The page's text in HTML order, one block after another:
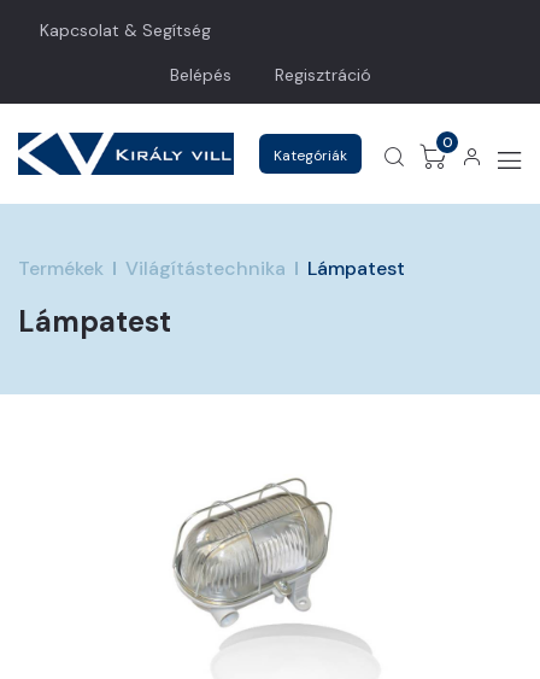
Kapcsolat & Segítség
Belépés Regisztráció
Kategóriák
0
Termékek Világítástechnika Lámpatest
Lámpatest